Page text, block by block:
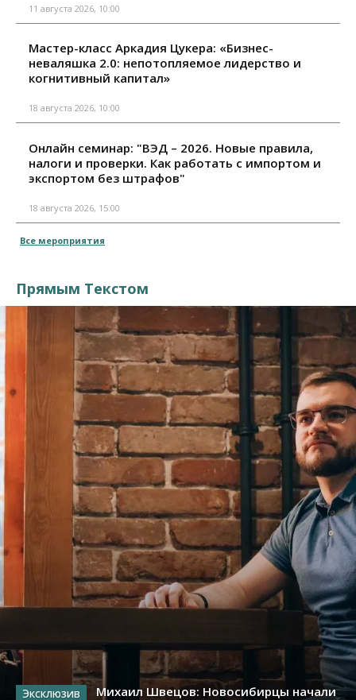
11 августа 2026, 10:00
Мастер-класс Аркадия Цукера: «Бизнес-
неваляшка 2.0: непотопляемое лидерство и
когнитивный капитал»
18 августа 2026, 10:00
Онлайн семинар: "ВЭД – 2026. Новые правила,
налоги и проверки. Как работать с импортом и
экспортом без штрафов"
18 августа 2026, 15:00
Все мероприятия
Прямым Текстом
Михаил Швецов: Новосибирцы начали